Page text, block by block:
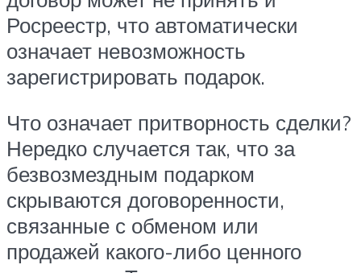
Росреестр, что автоматически
означает невозможность
зарегистрировать подарок.
Что означает притворность сделки?
Нередко случается так, что за
безвозмездным подарком
скрываются договоренности,
связанные с обменом или
продажей какого-либо ценного